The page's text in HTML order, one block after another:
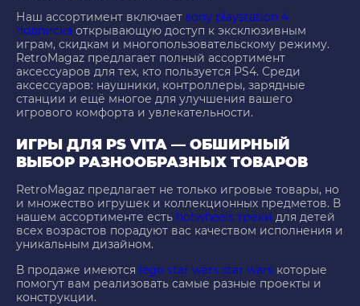
Наш ассортимент включает sony playstation 4
подписка открывающую доступ к эксклюзивным
играм, скидкам и многопользовательскому режиму.
RetroMagaz предлагает полный ассортимент
аксессуаров для тех, кто пользуется PS4. Среди
аксессуаров: наушники, контроллеры, зарядные
станции и ещё многое для улучшения вашего
игрового комфорта и увлекательности.
ИГРЫ ДЛЯ PS VITA — ОБШИРНЫЙ
ВЫБОР РАЗНООБРАЗНЫХ ТОВАРОВ
RetroMagaz предлагает не только игровые товары, но
и множество игрушек и коллекционных предметов. В
нашем ассортименте есть hotwheels треки для детей
всех возрастов порадуют вас качеством исполнения и
уникальным дизайном.
В продаже имеются lego star wars star wars которые
помогут вам реализовать самые разные проекты и
конструкции.